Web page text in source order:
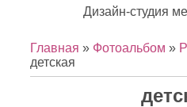
Дизайн-студия
Главная » Фотоальбом »
детская